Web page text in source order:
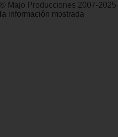
© Majo Producciones 2007-2025
la información mostrada